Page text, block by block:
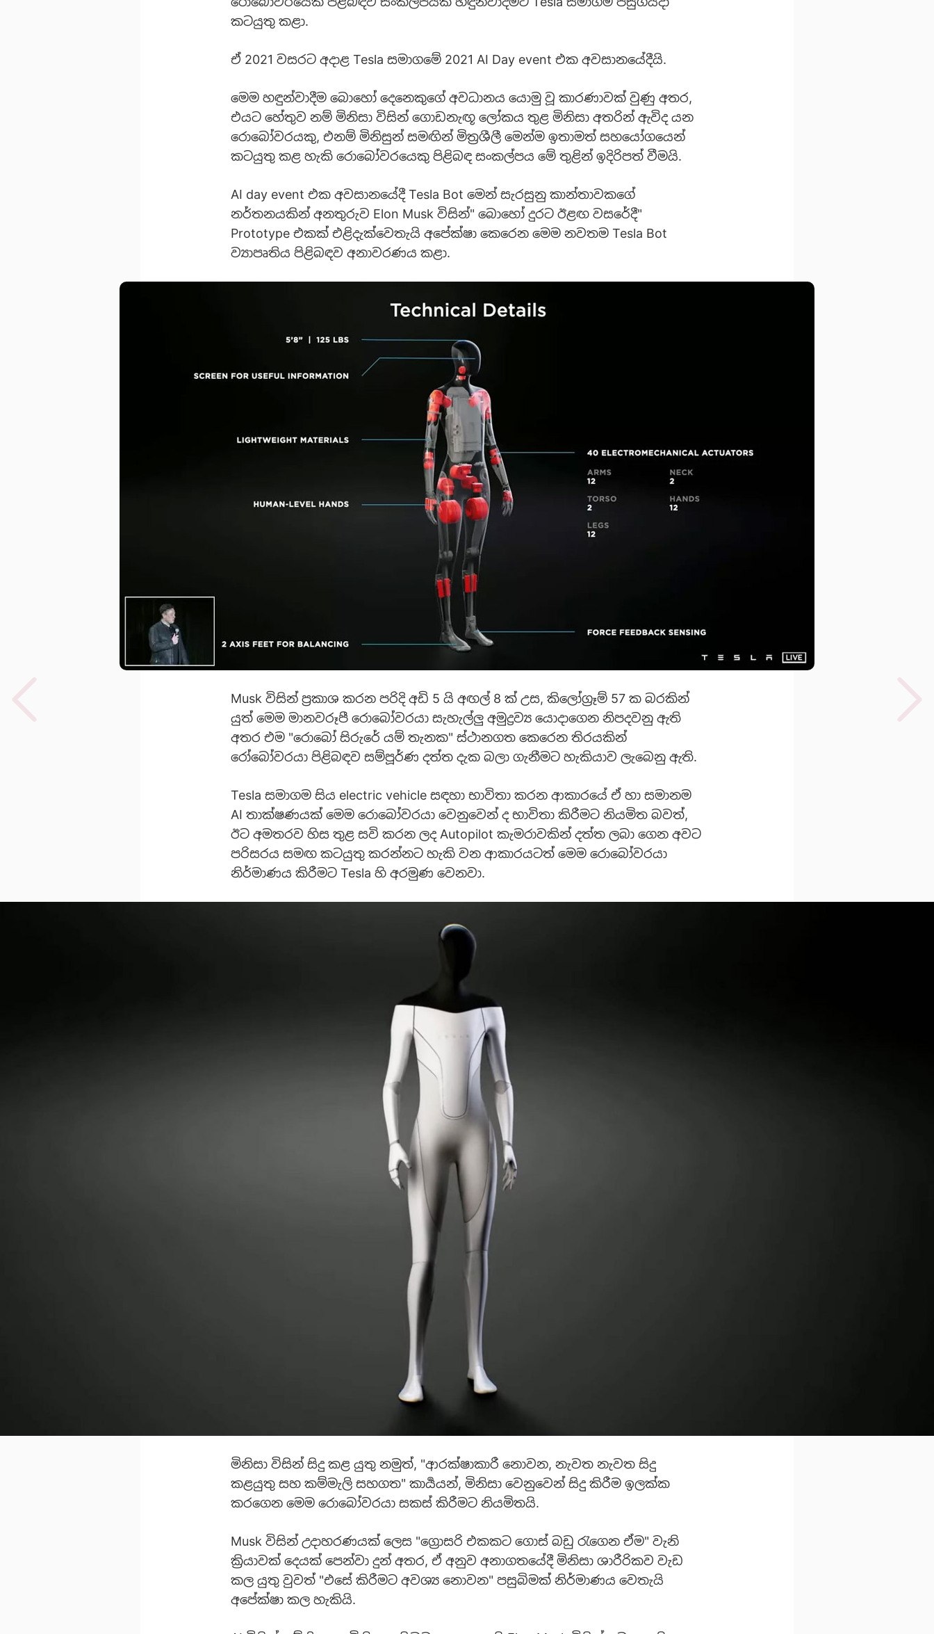
කටයුතු කළා.
ඒ 2021 වසරට අදාළ Tesla සමාගමේ 2021 AI Day event එක අවසානයේදීයි.
මෙම හඳුන්වාදීම බොහෝ දෙනෙකුගේ අවධානය යොමු වූ කාරණාවක් වුණු අතර,
එයට හේතුව නම් මිනිසා විසින් ගොඩනැඟූ ලෝකය තුළ මිනිසා අතරින් ඇවිද යන
රොබෝවරයකු, එනම් මිනිසුන් සමඟින් මිත්‍රශීලී මෙන්ම ඉතාමත් සහයෝගයෙන්
කටයුතු කළ හැකි රොබෝවරයෙකු පිළිබඳ සංකල්පය මේ තුළින් ඉදිරිපත් වීමයි.
AI day event එක අවසානයේදී Tesla Bot මෙන් සැරසුනු කාන්තාවකගේ
නර්තනයකින් අනතුරුව Elon Musk විසින්" බොහෝ දුරට ඊළඟ වසරේදී"
Prototype එකක් එළිදැක්වෙතැයි අපේක්ෂා කෙරෙන මෙම නවතම Tesla Bot
ව්‍යාපෘතිය පිළිබඳව අනාවරණය කළා.
Musk විසින් ප්‍රකාශ කරන පරිදි අඩි 5 යි අඟල් 8 ක් උස, කිලෝග්‍රෑම් 57 ක බරකින්
යුත් මෙම මානවරූපී රොබෝවරයා සැහැල්ලු අමුද්‍රව්‍ය යොදාගෙන නිපදවනු ඇති
අතර එම "රොබෝ සිරුරේ යම් තැනක" ස්ථානගත කෙරෙන තිරයකින්
රෝබෝවරයා පිළිබඳව සම්පූර්ණ දත්ත දැක බලා ගැනීමට හැකියාව ලැබෙනු ඇති.
Tesla සමාගම සිය electric vehicle සඳහා භාවිතා කරන ආකාරයේ ඒ හා සමානම
AI තාක්ෂණයක් මෙම රොබෝවරයා වෙනුවෙන් ද භාවිතා කිරීමට නියමිත බවත්,
ඊට අමතරව හිස තුළ සවි කරන ලද Autopilot කැමරාවකින් දත්ත ලබා ගෙන අවට
පරිසරය සමඟ කටයුතු කරන්නට හැකි වන ආකාරයටත් මෙම රොබෝවරයා
නිර්මාණය කිරීමට Tesla හි අරමුණ වෙනවා.
මිනිසා විසින් සිදු කළ යුතු නමුත්, "ආරක්ෂාකාරී නොවන, නැවත නැවත සිදු
කළයුතු සහ කම්මැලි සහගත" කාර්‍යයන්, මිනිසා වෙනුවෙන් සිදු කිරීම ඉලක්ක
කරගෙන මෙම රොබෝවරයා සකස් කිරීමට නියමිතයි.
Musk විසින් උදාහරණයක් ලෙස "ග්‍රොසරි එකකට ගොස් බඩු රැගෙන ඒම" වැනි
ක්‍රියාවක් දෙයක් පෙන්වා දුන් අතර, ඒ අනුව අනාගතයේදී මිනිසා ශාරීරිකව වැඩ
කල යුතු වුවත් "එසේ කිරීමට අවශ්‍ය නොවන" පසුබිමක් නිර්මාණය වෙතැයි
අපේක්ෂා කල හැකියි.